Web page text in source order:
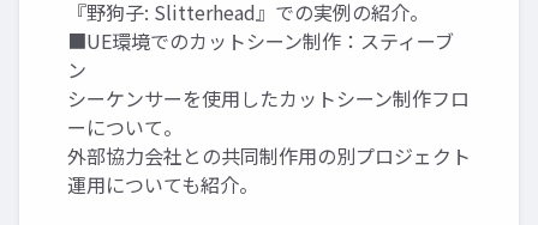
『野狗子: Slitterhead』での実例の紹介。
■UE環境でのカットシーン制作：スティーブ
ン
シーケンサーを使用したカットシーン制作フロ
ーについて。
外部協力会社との共同制作用の別プロジェクト
運用についても紹介。